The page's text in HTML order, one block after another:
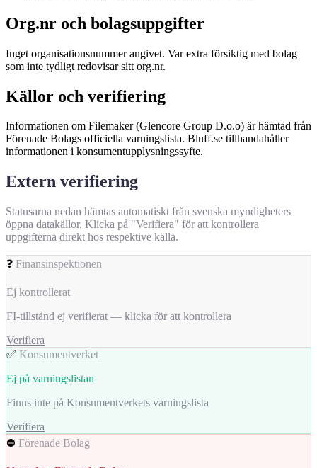
Org.nr och bolagsuppgifter
Inget organisationsnummer angivet. Var extra försiktig med bolag
som inte tydligt redovisar sitt org.nr.
Källor och verifiering
Informationen om Filemaker (Glencore Group D.o.o) är hämtad från
Förenade Bolags officiella varningslista. Bluff.se tillhandahåller
informationen i konsumentupplysningssyfte.
Extern verifiering
Statusarna nedan hämtas automatiskt från svenska myndigheters
öppna datakällor. Klicka på "Verifiera" för att kontrollera
uppgifterna direkt hos respektive källa.
❓ Finansinspektionen
Ej kontrollerat
FI-tillstånd ej verifierat — klicka för att kontrollera
Verifiera
✅ Konsumentverket
Ej på varningslistan
Finns inte på Konsumentverkets varningslista
Verifiera
⛔ Förenade Bolag